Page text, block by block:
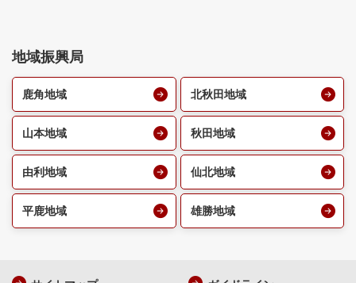
地域振興局
鹿角地域 北秋田地域
山本地域 秋田地域
由利地域 仙北地域
平鹿地域 雄勝地域